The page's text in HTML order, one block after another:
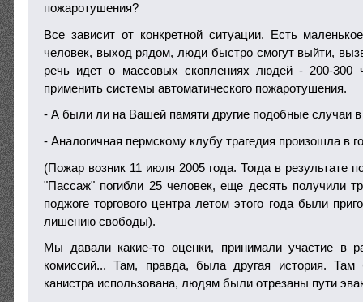
пожаротушения?
Все зависит от конкретной ситуации. Есть
человек, выход рядом, люди быстро смогут выйти,
речь идет о массовых скоплениях людей - 200-300
применить системы автоматического пожаротушения.
- А были ли на Вашей памяти другие подобные случаи
- Аналогичная пермскому клубу трагедия произошла в
(Пожар возник 11 июля 2005 года. Тогда в результате
"Пассаж" погибли 25 человек, еще десять получили
поджоге торгового центра летом этого года были
лишению свободы).
Мы давали какие-то оценки, принимали участие в
комиссий... Там, правда, была другая история.
канистра использована, людям были отрезаны пути